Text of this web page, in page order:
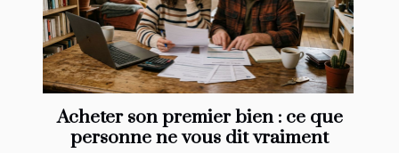
Acheter son premier bien : ce que
personne ne vous dit vraiment